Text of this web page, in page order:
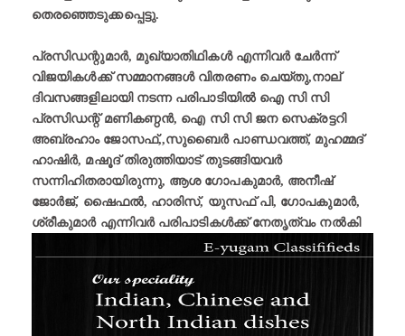
തെരഞ്ഞെടുക്കപ്പെട്ടു.
പ്രസിഡന്റുമാർ, മുഖ്യാതിഥികൾ എന്നിവർ ചേർന്ന്
വിജയികൾക്ക് സമ്മാനങ്ങൾ വിതരണം ചെയ്തു,നാല്
ദിവസങ്ങളിലായി നടന്ന പരിപാടിയിൽ ഐ സി സി
പ്രസിഡന്റ് മണികണ്ഠൻ, ഐ സി സി ജന സെക്രട്ടറി
അബ്രഹാം ജോസഫ്,,സുബൈർ പാണ്ഡവത്ത്, മുഹമ്മദ്‌
ഹാഷിർ, മഷൂദ് തിരുത്തിയാട് തുടങ്ങിയവർ
സന്നിഹിതരായിരുന്നു, ആശ ഗോപകുമാർ, അനീഷ്
ജോർജ്, ഷൈഫൽ, ഹാരിസ്, യുസഫ് പി, ഗോപകുമാർ,
ശ്രീകുമാർ എന്നിവർ പരിപാടികൾക്ക് നേതൃത്വം നൽകി